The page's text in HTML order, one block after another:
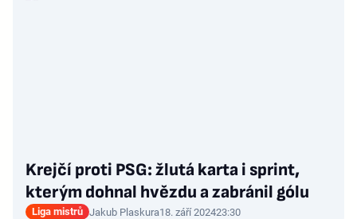
Krejčí proti PSG: žlutá karta i sprint,
kterým dohnal hvězdu a zabránil gólu
Liga mistrů Jakub Plaskura18. září 202423:30